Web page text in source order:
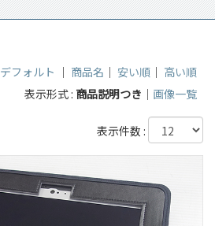
デフォルト ｜ 商品名 ｜ 安い順 ｜ 高い順
表示形式 : 商品説明つき ｜ 画像一覧
表示件数 :